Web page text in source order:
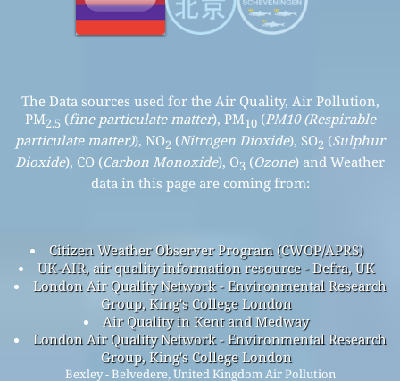
The Data sources used for the Air Quality, Air Pollution,
PM2.5 (fine particulate matter), PM10(PM10 (Respirable
particulate matter)), NO2 (Nitrogen Dioxide), SO2 (Sulphur
Dioxide), CO (Carbon Monoxide), O3 (Ozone) and Weather
data in this page are coming from:
Citizen Weather Observer Program (CWOP/APRS)
UK-AIR, air quality information resource - Defra, UK
London Air Quality Network - Environmental Research
Group, King's College London
Air Quality in Kent and Medway
London Air Quality Network - Environmental Research
Group, King's College London
Bexley - Belvedere, United Kingdom Air Pollution